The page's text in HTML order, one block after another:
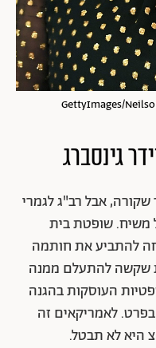
גינסברג
אבל רב"ג לגמרי
משיח. שופטת בית
להתביע את חותמה
שקשה להתעלם ממנה
העוסקות בהגנה
בפרט. לאמריקאים זה
היא לא תבטל.